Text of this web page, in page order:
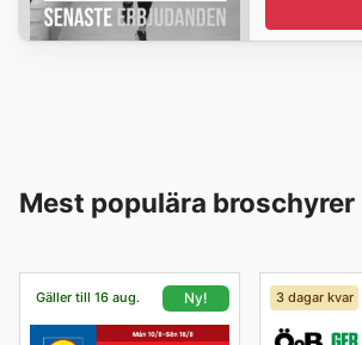
Mest populära broschyrer
Gäller till 16 aug. Ny! 3 dagar kvar